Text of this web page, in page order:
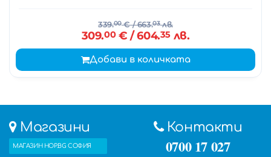
339.00€/ 663.03лв.
309.00€ / 604.35лв.
Добави в количката
Магазини
МАГАЗИН HOP.BG СОФИЯ
Контакти
0700 17 027